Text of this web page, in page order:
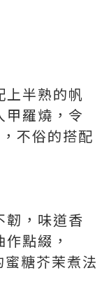
上半熟的帆
甲羅燒，令
不俗的搭配
韌，味道香
點綴，
糖芥茉煮法